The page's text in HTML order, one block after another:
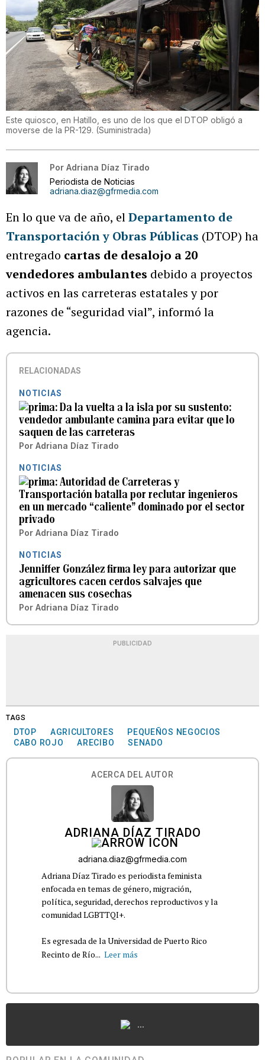
Este quiosco, en Hatillo, es uno de los que el DTOP obligó a
moverse de la PR-129. (Suministrada)
Por Adriana Díaz Tirado
Periodista de Noticias
adriana.diaz@gfrmedia.com
En lo que va de año, elDepartamento de
Transportación y Obras Públicas (DTOP) ha
entregado cartas de desalojo a 20
vendedores ambulantes debido a proyectos
activos en las carreteras estatales y por
razones de “seguridad vial”, informó la
agencia.
RELACIONADAS
NOTICIAS
Da la vuelta a la isla por su sustento:
vendedor ambulante camina para evitar que lo
saquen de las carreteras
Por Adriana Díaz Tirado
NOTICIAS
Autoridad de Carreteras y
Transportación batalla por reclutar ingenieros
en un mercado “caliente” dominado por el sector
privado
Por Adriana Díaz Tirado
NOTICIAS
Jenniffer González firma ley para autorizar que
agricultores cacen cerdos salvajes que
amenacen sus cosechas
Por Adriana Díaz Tirado
PUBLICIDAD
TAGS
DTOP AGRICULTORES
PEQUEÑOS NEGOCIOS
CABO ROJO
ARECIBO SENADO
ACERCA DEL AUTOR
ADRIANA DÍAZ TIRADO
adriana.diaz@gfrmedia.com
Adriana Díaz Tirado es periodista feminista
enfocada en temas de género, migración,
política, seguridad, derechos reproductivos y la
comunidad LGBTTQI+.
Es egresada de la Universidad de Puerto Rico
Recinto de Río... Leer más
...